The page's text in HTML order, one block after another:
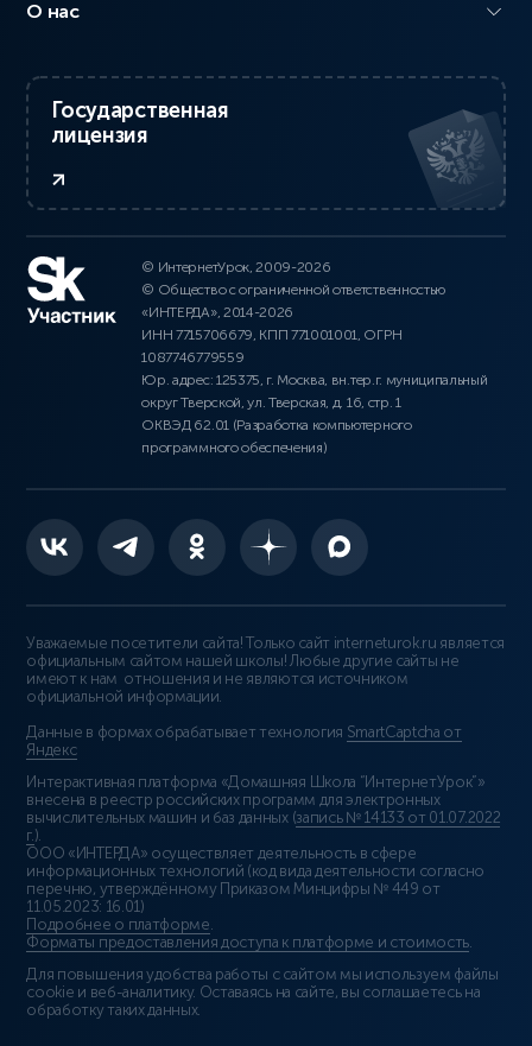
О нас
Государственная
лицензия
© ИнтернетУрок, 2009-2026
© Общество с ограниченной ответственностью
«ИНТЕРДА», 2014-2026
ИНН 7715706679, КПП 771001001, ОГРН
1087746779559
Юр. адрес: 125375, г. Москва, вн.тер.г. муниципальный
округ Тверской, ул. Тверская, д. 16, стр. 1
ОКВЭД 62.01 (Разработка компьютерного
программного обеспечения)
Уважаемые посетители сайта! Только сайт interneturok.ru является
официальным сайтом нашей школы! Любые другие сайты не
имеют к нам отношения и не являются источником
официальной информации.
Данные в формах обрабатывает технология SmartCaptcha от
Яндекс
Интерактивная платформа «Домашняя Школа “ИнтернетУрок”»
внесена в реестр российских программ для электронных
вычислительных машин и баз данных (запись № 14133 от 01.07.2022
г.).
ООО «ИНТЕРДА» осуществляет деятельность в сфере
информационных технологий (код вида деятельности согласно
перечню, утверждённому Приказом Минцифры № 449 от
11.05.2023: 16.01)
Подробнее о платформе.
Форматы предоставления доступа к платформе и стоимость.
Для повышения удобства работы с сайтом мы используем файлы
cookie и веб-аналитику. Оставаясь на сайте, вы соглашаетесь на
обработку таких данных.